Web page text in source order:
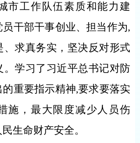
市工作队伍素质和能力建
干部干事创业、担当作为,
、求真务实，坚决反对形式
学习了习近平总书记对防
的重要指示精神,要求要落实
施，最大限度减少人员伤
生命财产安全。